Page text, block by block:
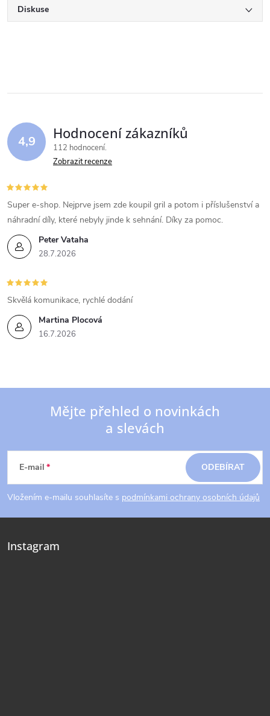
Diskuse
4,9 Hodnocení zákazníků
112 hodnocení
Zobrazit recenze
Peter Vataha
28.7.2026
Super e-shop. Nejprve jsem zde koupil gril a potom i příslušenství a
náhradní díly, které nebyly jinde k sehnání. Díky za pomoc.
Martina Plocová
16.7.2026
Skvělá komunikace, rychlé dodání
p
a
t
Mějte přehled o novinkách
a slevách
E-mail
Vložením e-mailu souhlasíte s podmínkami ochrany osobních údajů
ODEBÍRAT
Instagram